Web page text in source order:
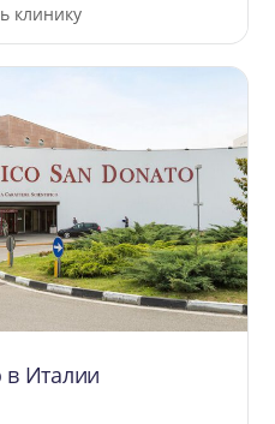
клинику
в Италии